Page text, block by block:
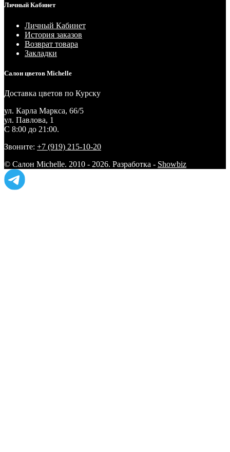
Личный Кабинет
Личный Кабинет
История заказов
Возврат товара
Закладки
Салон цветов Michelle
Доставка цветов по Курску
ул. Карла Маркса, 66/5
ул. Павлова, 1
С 8:00 до 21:00.
Звоните: +7 (919) 215-10-20
© Салон Michelle. 2010 - 2026. Разработка - Showbiz